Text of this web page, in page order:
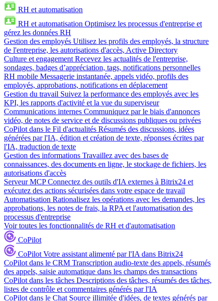
RH et automatisation
RH et automatisation Optimisez les processus d'entreprise et
gérez les données RH
Gestion des employés Utilisez les profils des employés, la structure
de l'entreprise, les autorisations d'accès, Active Directory
Culture et engagement Recevez les actualités de l'entreprise,
sondages, badges d’appréciation, tags, notifications personnelles
RH mobile Messagerie instantanée, appels vidéo, profils des
employés, approbations, notifications en déplacement
Gestion du travail Suivez la performance des employés avec les
KPI, les rapports d'activité et la vue du superviseur
Communications internes Communiquez par le biais d'annonces
vidéo, de notes de service et de discussions publiques ou privées
CoPilot dans le Fil d'actualités Résumés des discussions, idées
générées par l'IA, édition et création de texte, réponses écrites par
l'IA, traduction de texte
Gestion des informations Travaillez avec des bases de
connaissances, des documents en ligne, le stockage de fichiers, les
autorisations d'accès
Serveur MCP Connectez des outils d'IA externes à Bitrix24 et
exécutez des actions sécurisées dans votre espace de travail
Automatisation Rationalisez les opérations avec les demandes, les
approbations, les notes de frais, la RPA et l'automatisation des
processus d'entreprise
Voir toutes les fonctionnalités de RH et d'automatisation
CoPilot
CoPilot Votre assistant alimenté par l'IA dans Bitrix24
CoPilot dans le CRM Transcription audio-texte des appels, résumés
des appels, saisie automatique dans les champs des transactions
CoPilot dans les tâches Descriptions des tâches, résumés des tâches,
listes de contrôle et commentaires générés par l'IA
CoPilot dans le Chat Source illimitée d'idées, de textes générés par